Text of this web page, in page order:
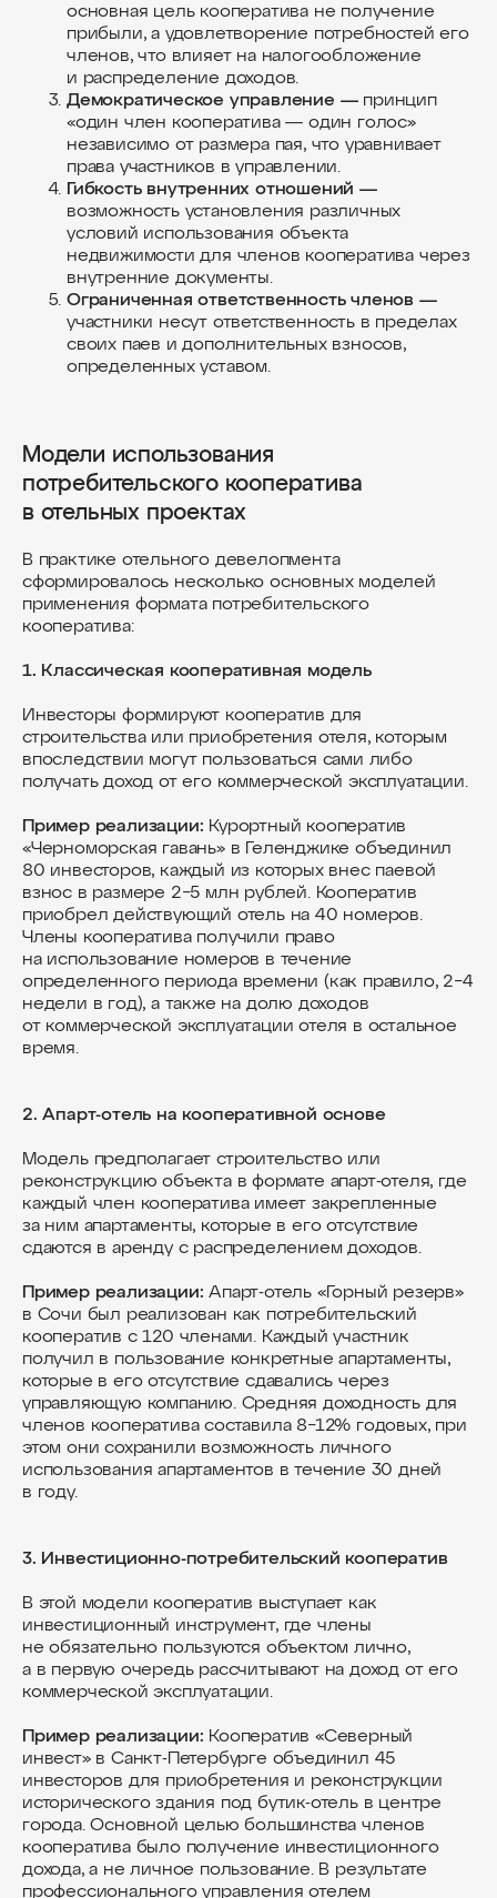
основная цель кооператива не получение
прибыли, а удовлетворение потребностей его
членов, что влияет на налогообложение
и распределение доходов.
Демократическое управление —принцип
«один член кооператива — один голос»
независимо от размера пая, что уравнивает
права участников в управлении.
Гибкость внутренних отношений —
возможность установления различных
условий использования объекта
недвижимости для членов кооператива через
внутренние документы.
Ограниченная ответственность членов —
участники несут ответственность в пределах
своих паев и дополнительных взносов,
определенных уставом.
Модели использования
потребительского кооператива
в отельных проектах
В практике отельного девелопмента
сформировалось несколько основных моделей
применения формата потребительского
кооператива:
1. Классическая кооперативная модель
Инвесторы формируют кооператив для
строительства или приобретения отеля, которым
впоследствии могут пользоваться сами либо
получать доход от его коммерческой эксплуатации.
Пример реализации: Курортный кооператив
«Черноморская гавань» в Геленджике объединил
80 инвесторов, каждый из которых внес паевой
взнос в размере 2−5 млн рублей. Кооператив
приобрел действующий отель на 40 номеров.
Члены кооператива получили право
на использование номеров в течение
определенного периода времени (как правило, 2−4
недели в год), а также на долю доходов
от коммерческой эксплуатации отеля в остальное
время.
2. Апарт-отель на кооперативной основе
Модель предполагает строительство или
реконструкцию объекта в формате апарт-отеля, где
каждый член кооператива имеет закрепленные
за ним апартаменты, которые в его отсутствие
сдаются в аренду с распределением доходов.
Пример реализации: Апарт-отель «Горный резерв»
в Сочи был реализован как потребительский
кооператив с 120 членами. Каждый участник
получил в пользование конкретные апартаменты,
которые в его отсутствие сдавались через
управляющую компанию. Средняя доходность для
членов кооператива составила 8−12% годовых, при
этом они сохранили возможность личного
использования апартаментов в течение 30 дней
в году.
3. Инвестиционно-потребительский кооператив
В этой модели кооператив выступает как
инвестиционный инструмент, где члены
не обязательно пользуются объектом лично,
а в первую очередь рассчитывают на доход от его
коммерческой эксплуатации.
Пример реализации: Кооператив «Северный
инвест» в Санкт-Петербурге объединил 45
инвесторов для приобретения и реконструкции
исторического здания под бутик-отель в центре
города. Основной целью большинства членов
кооператива было получение инвестиционного
дохода, а не личное пользование. В результате
профессионального управления отелем